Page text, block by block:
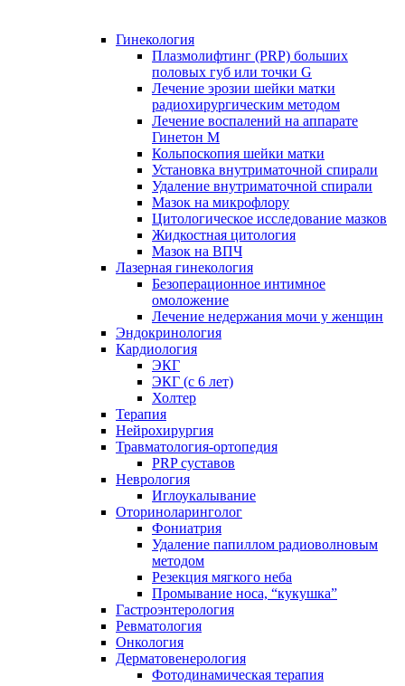
Гинекология
Плазмолифтинг (PRP) больших
половых губ или точки G
Лечение эрозии шейки матки
радиохирургическим методом
Лечение воспалений на аппарате
Гинетон М
Кольпоскопия шейки матки
Установка внутриматочной спирали
Удаление внутриматочной спирали
Мазок на микрофлору
Цитологическое исследование мазков
Жидкостная цитология
Мазок на ВПЧ
Лазерная гинекология
Безоперационное интимное
омоложение
Лечение недержания мочи у женщин
Эндокринология
Кардиология
ЭКГ
ЭКГ (с 6 лет)
Холтер
Терапия
Нейрохирургия
Травматология-ортопедия
PRP суставов
Неврология
Иглоукалывание
Оториноларинголог
Фониатрия
Удаление папиллом радиоволновым
методом
Резекция мягкого неба
Промывание носа, “кукушка”
Гастроэнтерология
Ревматология
Онкология
Дерматовенерология
Фотодинамическая терапия